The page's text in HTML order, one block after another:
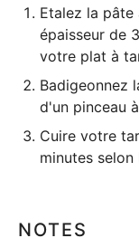
Etalez la pâte
épaisseur de
votre plat à
Badigeonnez
d'un pinceau
Cuire votre
minutes
NOTES